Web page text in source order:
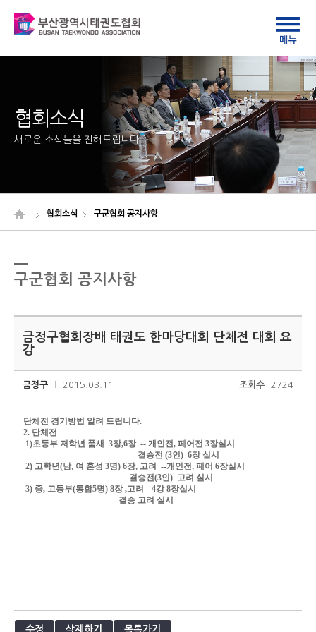
협회소식
새로운 소식들을 전해드립니다
협회소식 구군협회 공지사항
구군협회 공지사항
금정구협회장배 태권도 한마당대회 단체전 대회 요
강
금정구 2015.03.11 조회수 2724
단체전 경기방법 알려 드립니다.
2. 단체전
1)초등부 저학년 품새 3장,6장 -- 개인전, 페어전 3장실시
결승전 (3인) 6장 실시
2) 고학년(남, 여 혼성 3명) 6장, 고려 --개인전, 페어 6장실시
결승전(3인) 고려 실시
3) 중, 고등부(통합5명) 8장 ,고려 --4강 8장실시
결승 고려 실시
수정 삭제하기 목록가기